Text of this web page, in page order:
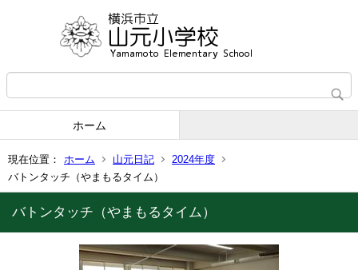
ホーム
現在位置： ホーム 山元日記
2024年度
バトンタッチ（やまもるタイム）
バトンタッチ（やまもるタイム）